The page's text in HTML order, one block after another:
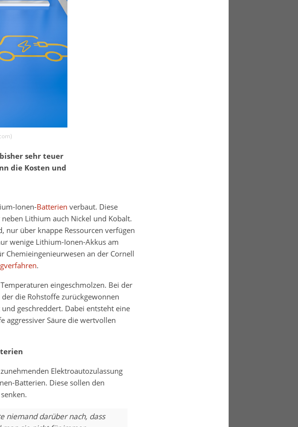
)
sehr teuer
die Kosten und
Ionen-Batterien verbaut. Diese
Lithium auch Nickel und Kobalt.
nur über knappe Ressourcen verfügen
wenige Lithium-Ionen-Akkus am
Chemieingenieurwesen an der Cornell
.
eingeschmolzen. Bei der
die Rohstoffe zurückgewonnen
geschreddert. Dabei entsteht eine
aggressiver Säure die wertvollen
Elektroautozulassung
Batterien. Diese sollen den
niemand darüber nach, dass